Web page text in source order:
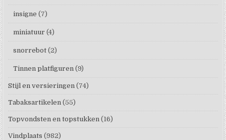
insigne (7)
miniatuur (4)
snorrebot (2)
Tinnen platfiguren (9)
Stijl en versieringen (74)
Tabaksartikelen (55)
Topvondsten en topstukken (16)
Vindplaats (982)